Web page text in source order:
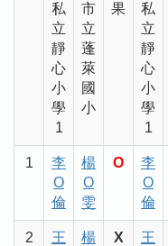
私
立
靜
心
小
學
1
市
立
蓬
萊
國
小
果
私
立
靜
心
小
學
1
1
李
O
倫
楊
O
雯
O
李
O
倫
2
王
楊
X
王